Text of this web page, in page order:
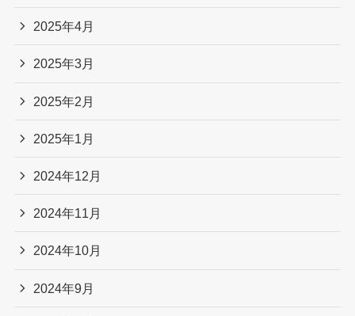
2025年4月
2025年3月
2025年2月
2025年1月
2024年12月
2024年11月
2024年10月
2024年9月